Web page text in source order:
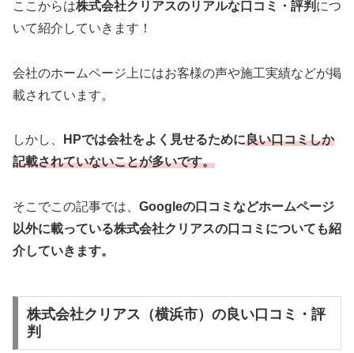
ここからは株式会社クリアスのリアルな口コミ・評判 につ
いて紹介していきます！
会社のホームページ上にはお客様の声や施工実績などが掲
載されています。
しかし、 HPでは会社をよく見せるために良い口コミしか
記載されていないことが多いです。
そこでこの記事では、 Googleの口コミなどホームページ
以外に載っている株式会社クリアスの口コミについても紹
介していきます。
株式会社クリアス（横浜市）の良い口コミ・評
判